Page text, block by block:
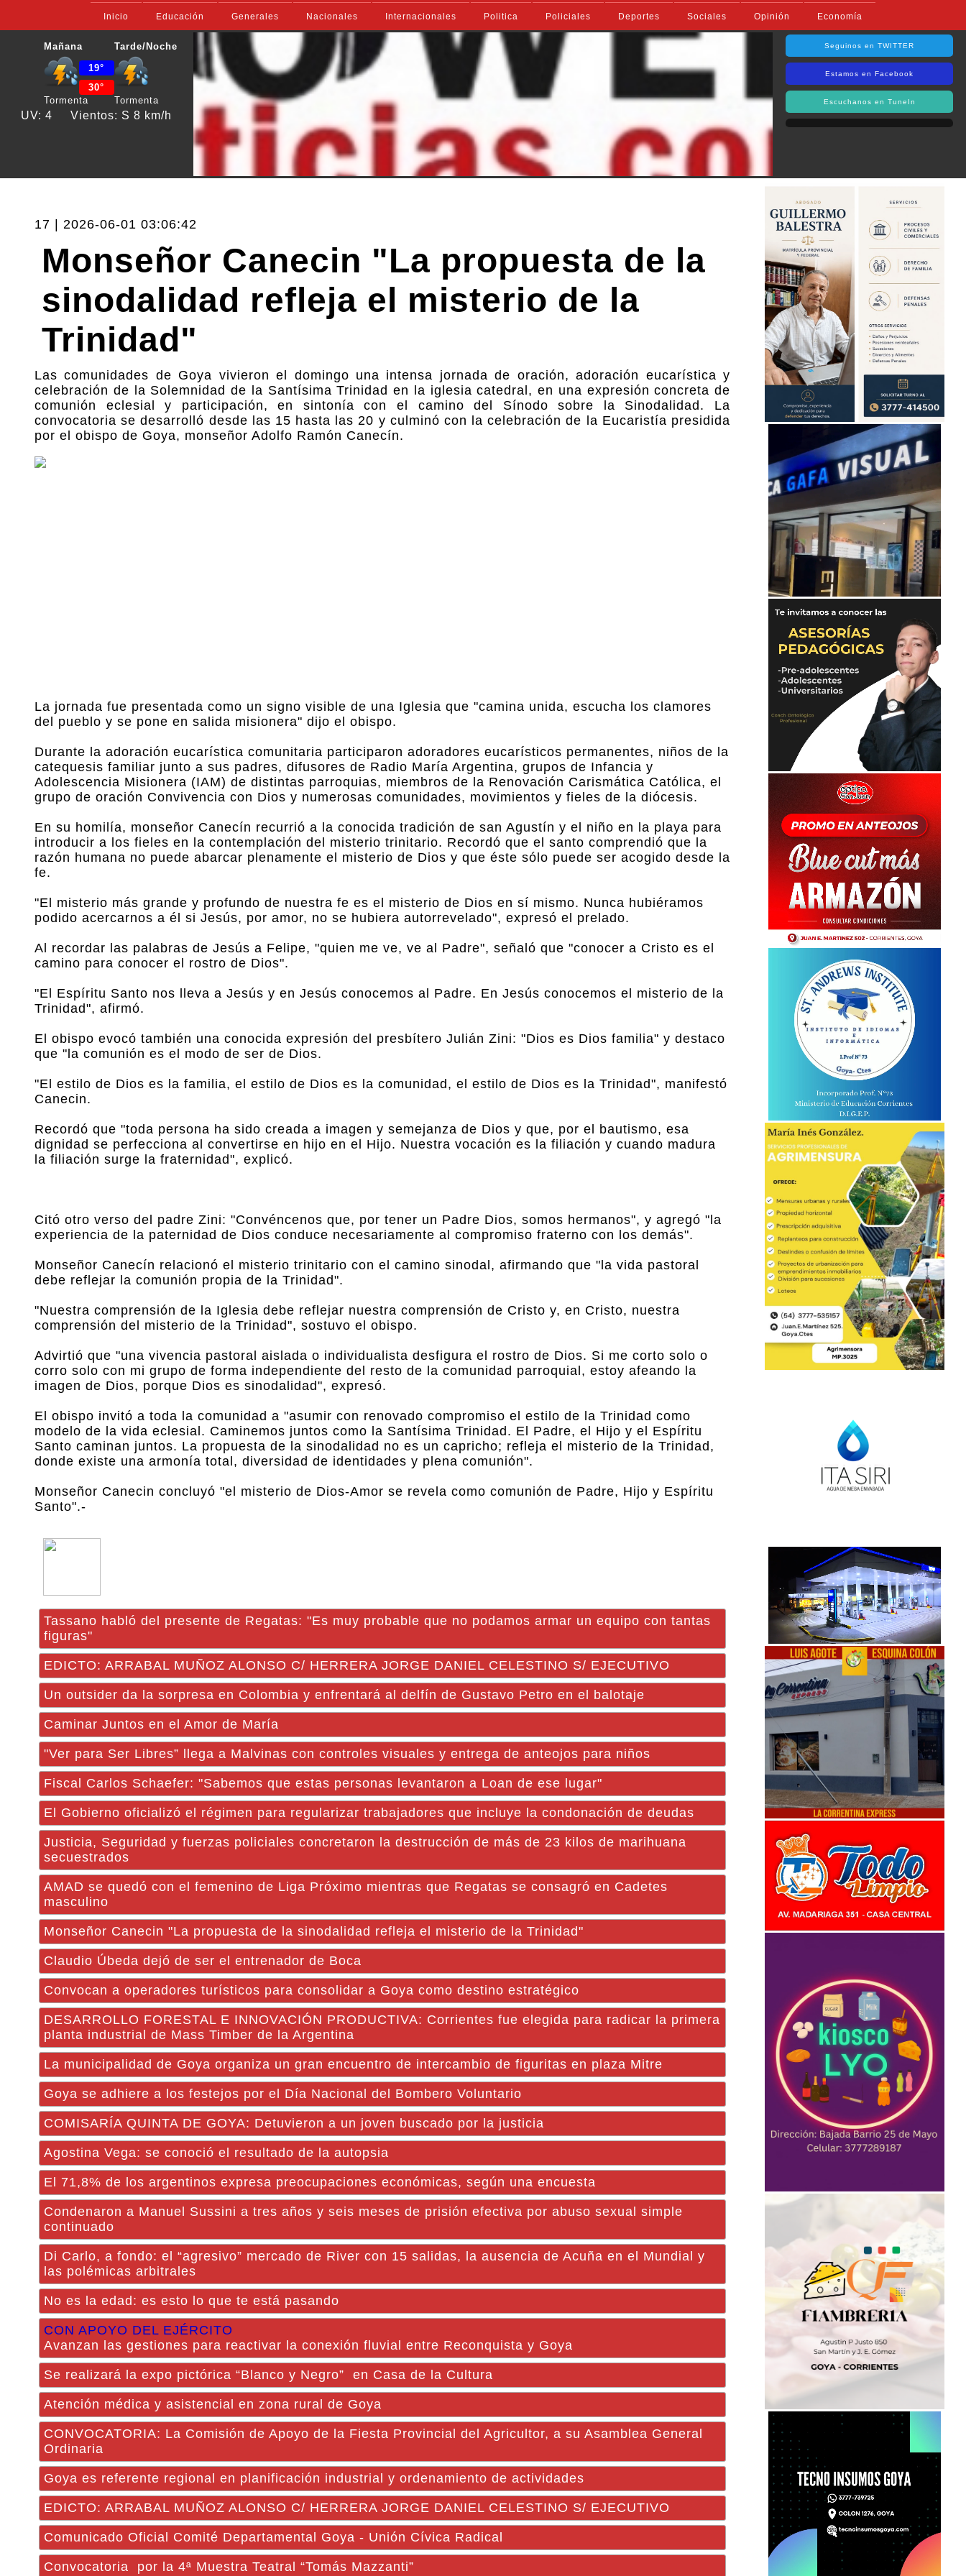
Inicio Educación Generales Nacionales Internacionales Politica Policiales Deportes Sociales Opinión Economía
Mañana
Tormenta
19°
30°
Tarde/Noche
Tormenta
UV: 4 Vientos: S 8 km/h
Seguinos en TWITTER
Estamos en Facebook
Escuchanos en TuneIn
17 | 2026-06-01 03:06:42
Monseñor Canecin "La propuesta de la
sinodalidad refleja el misterio de la
Trinidad"
Las comunidades de Goya vivieron el domingo una intensa jornada de oración, adoración eucarística y
celebración de la Solemnidad de la Santísima Trinidad en la iglesia catedral, en una expresión concreta de
comunión eclesial y participación, en sintonía con el camino del Sínodo sobre la Sinodalidad. La
convocatoria se desarrolló desde las 15 hasta las 20 y culminó con la celebración de la Eucaristía presidida
por el obispo de Goya, monseñor Adolfo Ramón Canecín.
La jornada fue presentada como un signo visible de una Iglesia que "camina unida, escucha los clamores
del pueblo y se pone en salida misionera" dijo el obispo.
Durante la adoración eucarística comunitaria participaron adoradores eucarísticos permanentes, niños de la
catequesis familiar junto a sus padres, difusores de Radio María Argentina, grupos de Infancia y
Adolescencia Misionera (IAM) de distintas parroquias, miembros de la Renovación Carismática Católica, el
grupo de oración Convivencia con Dios y numerosas comunidades, movimientos y fieles de la diócesis.
En su homilía, monseñor Canecín recurrió a la conocida tradición de san Agustín y el niño en la playa para
introducir a los fieles en la contemplación del misterio trinitario. Recordó que el santo comprendió que la
razón humana no puede abarcar plenamente el misterio de Dios y que éste sólo puede ser acogido desde la
fe.
"El misterio más grande y profundo de nuestra fe es el misterio de Dios en sí mismo. Nunca hubiéramos
podido acercarnos a él si Jesús, por amor, no se hubiera autorrevelado", expresó el prelado.
Al recordar las palabras de Jesús a Felipe, "quien me ve, ve al Padre", señaló que "conocer a Cristo es el
camino para conocer el rostro de Dios".
"El Espíritu Santo nos lleva a Jesús y en Jesús conocemos al Padre. En Jesús conocemos el misterio de la
Trinidad", afirmó.
El obispo evocó también una conocida expresión del presbítero Julián Zini: "Dios es Dios familia" y destaco
que "la comunión es el modo de ser de Dios.
"El estilo de Dios es la familia, el estilo de Dios es la comunidad, el estilo de Dios es la Trinidad", manifestó
Canecin.
Recordó que "toda persona ha sido creada a imagen y semejanza de Dios y que, por el bautismo, esa
dignidad se perfecciona al convertirse en hijo en el Hijo. Nuestra vocación es la filiación y cuando madura
la filiación surge la fraternidad", explicó.
Citó otro verso del padre Zini: "Convéncenos que, por tener un Padre Dios, somos hermanos", y agregó "la
experiencia de la paternidad de Dios conduce necesariamente al compromiso fraterno con los demás".
Monseñor Canecín relacionó el misterio trinitario con el camino sinodal, afirmando que "la vida pastoral
debe reflejar la comunión propia de la Trinidad".
"Nuestra comprensión de la Iglesia debe reflejar nuestra comprensión de Cristo y, en Cristo, nuestra
comprensión del misterio de la Trinidad", sostuvo el obispo.
Advirtió que "una vivencia pastoral aislada o individualista desfigura el rostro de Dios. Si me corto solo o
corro solo con mi grupo de forma independiente del resto de la comunidad parroquial, estoy afeando la
imagen de Dios, porque Dios es sinodalidad", expresó.
El obispo invitó a toda la comunidad a "asumir con renovado compromiso el estilo de la Trinidad como
modelo de la vida eclesial. Caminemos juntos como la Santísima Trinidad. El Padre, el Hijo y el Espíritu
Santo caminan juntos. La propuesta de la sinodalidad no es un capricho; refleja el misterio de la Trinidad,
donde existe una armonía total, diversidad de identidades y plena comunión".
Monseñor Canecin concluyó "el misterio de Dios-Amor se revela como comunión de Padre, Hijo y Espíritu
Santo".-
Tassano habló del presente de Regatas: "Es muy probable que no podamos armar un equipo con tantas
figuras"
EDICTO: ARRABAL MUÑOZ ALONSO C/ HERRERA JORGE DANIEL CELESTINO S/ EJECUTIVO
Un outsider da la sorpresa en Colombia y enfrentará al delfín de Gustavo Petro en el balotaje
Caminar Juntos en el Amor de María
"Ver para Ser Libres” llega a Malvinas con controles visuales y entrega de anteojos para niños
Fiscal Carlos Schaefer: "Sabemos que estas personas levantaron a Loan de ese lugar"
El Gobierno oficializó el régimen para regularizar trabajadores que incluye la condonación de deudas
Justicia, Seguridad y fuerzas policiales concretaron la destrucción de más de 23 kilos de marihuana
secuestrados
AMAD se quedó con el femenino de Liga Próximo mientras que Regatas se consagró en Cadetes
masculino
Monseñor Canecin "La propuesta de la sinodalidad refleja el misterio de la Trinidad"
Claudio Úbeda dejó de ser el entrenador de Boca
Convocan a operadores turísticos para consolidar a Goya como destino estratégico
DESARROLLO FORESTAL E INNOVACIÓN PRODUCTIVA: Corrientes fue elegida para radicar la primera
planta industrial de Mass Timber de la Argentina
La municipalidad de Goya organiza un gran encuentro de intercambio de figuritas en plaza Mitre
Goya se adhiere a los festejos por el Día Nacional del Bombero Voluntario
COMISARÍA QUINTA DE GOYA: Detuvieron a un joven buscado por la justicia
Agostina Vega: se conoció el resultado de la autopsia
El 71,8% de los argentinos expresa preocupaciones económicas, según una encuesta
Condenaron a Manuel Sussini a tres años y seis meses de prisión efectiva por abuso sexual simple
continuado
Di Carlo, a fondo: el “agresivo” mercado de River con 15 salidas, la ausencia de Acuña en el Mundial y
las polémicas arbitrales
No es la edad: es esto lo que te está pasando
CON APOYO DEL EJÉRCITO
Avanzan las gestiones para reactivar la conexión fluvial entre Reconquista y Goya
Se realizará la expo pictórica “Blanco y Negro” en Casa de la Cultura
Atención médica y asistencial en zona rural de Goya
CONVOCATORIA: La Comisión de Apoyo de la Fiesta Provincial del Agricultor, a su Asamblea General
Ordinaria
Goya es referente regional en planificación industrial y ordenamiento de actividades
EDICTO: ARRABAL MUÑOZ ALONSO C/ HERRERA JORGE DANIEL CELESTINO S/ EJECUTIVO
Comunicado Oficial Comité Departamental Goya - Unión Cívica Radical
Convocatoria por la 4ª Muestra Teatral “Tomás Mazzanti”